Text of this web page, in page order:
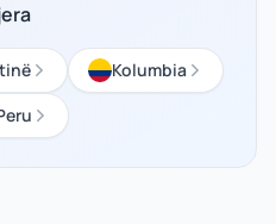
Kolumbia